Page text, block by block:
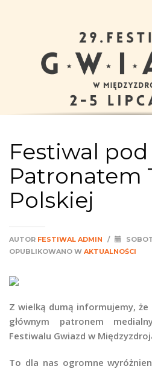
Festiwal pod
Patronatem
Polskiej
AUTOR FESTIWAL ADMIN /
OPUBLIKOWANO W AKTUALNOŚCI
Z wielką dumą informujemy, że
głównym patronem
Festiwalu Gwiazd w
To dla nas ogromne